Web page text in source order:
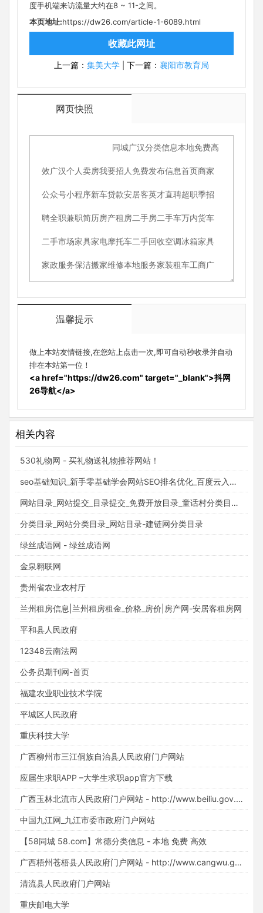
度手机端来访流量大约在8 ~ 11-之间。
本页地址:https://dw26.com/article-1-6089.html
收藏此网址
上一篇： 集美大学 下一篇： 襄阳市教育局
网页快照
温馨提示
做上本站友情链接,在您站上点击一次,即可自动秒收录并自动
排在本站第一位！
<a href="https://dw26.com" target="_blank">抖网
26导航</a>
相关内容
530礼物网 - 买礼物送礼物推荐网站！
seo基础知识_新手零基础学会网站SEO排名优化_百度云入门视频教程_梵吉seo
网站目录_网站提交_目录提交_免费开放目录_童话村分类目录官网
分类目录_网站分类目录_网站目录-建链网分类目录
绿丝成语网 - 绿丝成语网
金泉翱联网
贵州省农业农村厅
兰州租房信息|兰州租房租金_价格_房价|房产网-安居客租房网
平和县人民政府
12348云南法网
公务员期刊网-首页
福建农业职业技术学院
平城区人民政府
重庆科技大学
广西柳州市三江侗族自治县人民政府门户网站
应届生求职APP –大学生求职app官方下载
广西玉林北流市人民政府门户网站 - http://www.beiliu.gov.cn/
中国九江网_九江市委市政府门户网站
【58同城 58.com】常德分类信息 - 本地 免费 高效
广西梧州苍梧县人民政府门户网站 - http://www.cangwu.gov.cn/
清流县人民政府门户网站
重庆邮电大学